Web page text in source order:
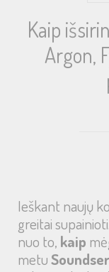
Kaip
Argon,
Ieškant naujų
greitai
nuo to, kaip
metu